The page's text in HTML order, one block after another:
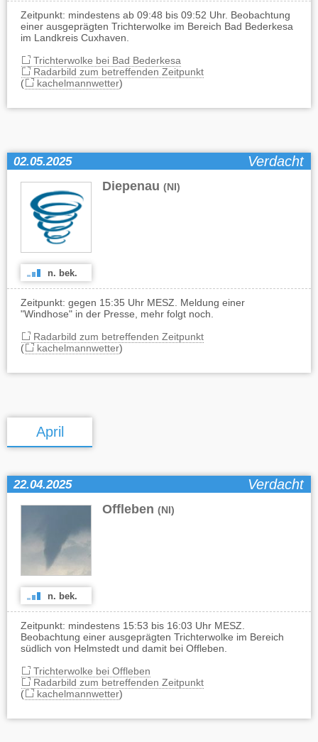
Zeitpunkt: mindestens ab 09:48 bis 09:52 Uhr. Beobachtung
einer ausgeprägten Trichterwolke im Bereich Bad Bederkesa
im Landkreis Cuxhaven.
Trichterwolke bei Bad Bederkesa
Radarbild zum betreffenden Zeitpunkt
(
kachelmannwetter)
02.05.2025 Verdacht
Diepenau (NI)
n. bek.
Zeitpunkt: gegen 15:35 Uhr MESZ. Meldung einer
"Windhose" in der Presse, mehr folgt noch.
Radarbild zum betreffenden Zeitpunkt
(
kachelmannwetter)
April
22.04.2025 Verdacht
Offleben (NI)
n. bek.
Zeitpunkt: mindestens 15:53 bis 16:03 Uhr MESZ.
Beobachtung einer ausgeprägten Trichterwolke im Bereich
südlich von Helmstedt und damit bei Offleben.
Trichterwolke bei Offleben
Radarbild zum betreffenden Zeitpunkt
(
kachelmannwetter)